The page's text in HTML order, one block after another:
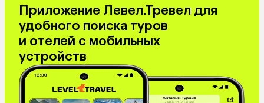
Израиль
Гонконг
Венесуэла
Саудовская Аравия
Бахрейн
Куба
Греция
Италия
Испания
Венгрия
Болгария
Приложение Левел.Тревел для
удобного поиска туров
и отелей с мобильных
устройств